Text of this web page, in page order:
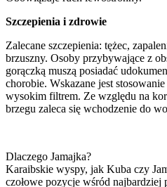
Szczepienia i zdrowie
Zalecane szczepienia: tężec,
brzuszny. Osoby przybywające z
gorączką muszą posiadać
chorobie. Wskazane jest
wysokim filtrem. Ze względu na
brzegu zaleca się wchodzenie do
Dlaczego Jamajka?
Karaibskie wyspy, jak Kuba czy
czołowe pozycje wśród najbardziej